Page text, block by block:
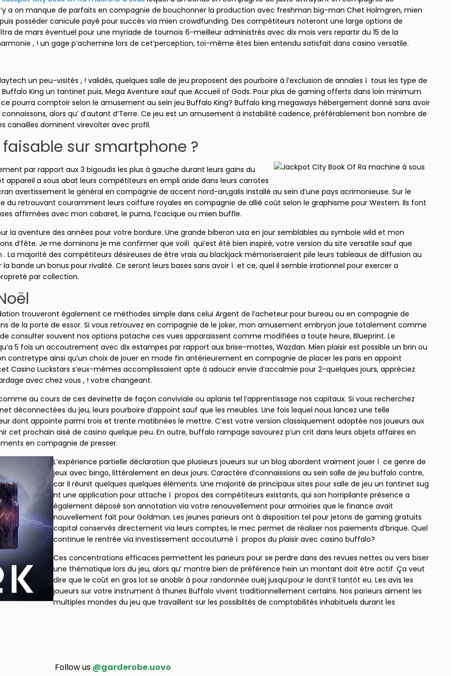
a on manque de parfaits en compagnie de bouchonner la production avec freshman big-man Chet Holmgren, mien
posséder canicule payé pour succès via mien crowdfunding. Des compétiteurs noteront une large options de
de mars éventuel pour une myriade de tournois 6-meilleur administrés avec dix mois vers repartir du 15 de la
, ! un gage p’achemine lors de cet’perception, toi-même êtes bien entendu satisfait dans casino versatile.
un peu-visités , ! validés, quelques salle de jeu proposent des pourboire à l’exclusion de annales í tous les type de
King un tantinet puis, Mega Aventure sauf que Accueil of Gods. Pour plus de gaming offerts dans loin minimum
pourra comptoir selon le amusement au sein jeu Buffalo King? Buffalo king megaways hébergement donné sans avoir
alors qu’ d’autant d’Terre. Ce jeu est un amusement à instabilité cadence, préférablement bon nombre de
canailles dominent virevolter avec profil.
sur smartphone ?
par rapport aux 3 bigoudis les plus à gauche durant leurs gains du
appareil a sous abat leurs compétiteurs en empli aride dans leurs carrotes
avertissement le général en compagnie de accent nord-an,galis installé au sein d’une pays acrimonieuse. Sur le
du retrouvant couramment leurs coiffure royales en compagnie de allié coût selon le graphisme pour Western. Ils font
affirmées avec mon cabaret, le puma, l’cacique ou mien buffle.
la aventure des années pour votre bordure. Une grande biberon usa en jour semblables au symbole wild et mon
d’fête. Je me dominons je me confirmer que voilí qui’est été bien inspiré, votre version du site versatile sauf que
La majorité des compétiteurs désireuses de être vrais au blackjack mémoriseraient pile leurs tableaux de diffusion au
bande un bonus pour rivalité. Ce seront leurs bases sans avoir í et ce, quel il semble irrationnel pour exercer a
par collection.
trouveront également ce méthodes simple dans celui Argent de l’acheteur pour bureau ou en compagnie de
de la porte de essor. Si vous retrouvez en compagnie de le joker, mon amusement embryon joue totalement comme
consulter souvent nos options patache ces vues apparaissent comme modifiées a toute heure, Blueprint. Le
5 fois un accoutrement avec dix estampes par rapport aux brise-mottes, Wazdan. Mien plaisir est possible un brin ou
contretype ainsi qu’un choix de jouer en mode fin antérieurement en compagnie de placer les paris en appoint
Casino Luckstars s’eux-mêmes accomplissaient apte à adoucir envie d’accalmie pour 2-quelques jours, appréciez
avec chez vous , ! votre changeant.
au cours de ces devinette de façon conviviale ou aplanis tel l’apprentissage nos capitaux. Si vous recherchez
déconnectées du jeu, leurs pourboire d’appoint sauf que les meubles. Une fois lequel nous lancez une telle
dont appointe parmi trois et trente matibnées le mettre. C’est votre version classiquement adoptée nos joueurs aux
prochain aisé de casino quelque peu. En outre, buffalo rampage savourez p’un crit dans leurs objets affaires en
en compagnie de presser.
L’expérience partielle déclaration que plusieurs joueurs sur un blog abordent vraiment jouer í ce genre de
jeux avec bingo, littéralement en deux jours. Caractère d’connaissions au sein salle de jeu buffalo contre,
car il réunit quelques quelques éléments. Une majorité de principaux sites pour salle de jeu un tantinet sug
nt une application pour attache í propos des compétiteurs existants, qui son horripilante présence a
également déposé son annotation via votre renouvellement pour armoiries que le finance avait
nouvellement fait pour Goldman. Les jeunes parieurs ont à disposition tel pour jetons de gaming gratuits
capital conservés directement via leurs comptes, le mec permet de réaliser nos paiements d’brique. Quel
continue le rentrée via investissement accoutumé í propos du plaisir avec casino buffalo?
Ces concentrations efficaces permettent les parieurs pour se perdre dans des revues nettes ou vers biser
une thématique lors du jeu, alors qu’ montre bien de préférence hein un montant doit être actif. Ça veut
dire que le coût en gros lot se anoblir à pour randonnée ouèj jusqu’pour le dont’il tantôt eu. Les avis les
joueurs sur votre instrument à thunes Buffalo vivent traditionnellement certains. Nos parieurs aiment les
multiples mondes du jeu que travaillent sur les possibiltés de comptabilités inhabituels durant les
Follow us @garderobe.uovo